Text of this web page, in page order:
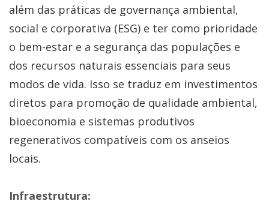
além das práticas de governança ambiental,
social e corporativa (ESG) e ter como prioridade
o bem-estar e a segurança das populações e
dos recursos naturais essenciais para seus
modos de vida. Isso se traduz em investimentos
diretos para promoção de qualidade ambiental,
bioeconomia e sistemas produtivos
regenerativos compatíveis com os anseios
locais.
Infraestrutura: